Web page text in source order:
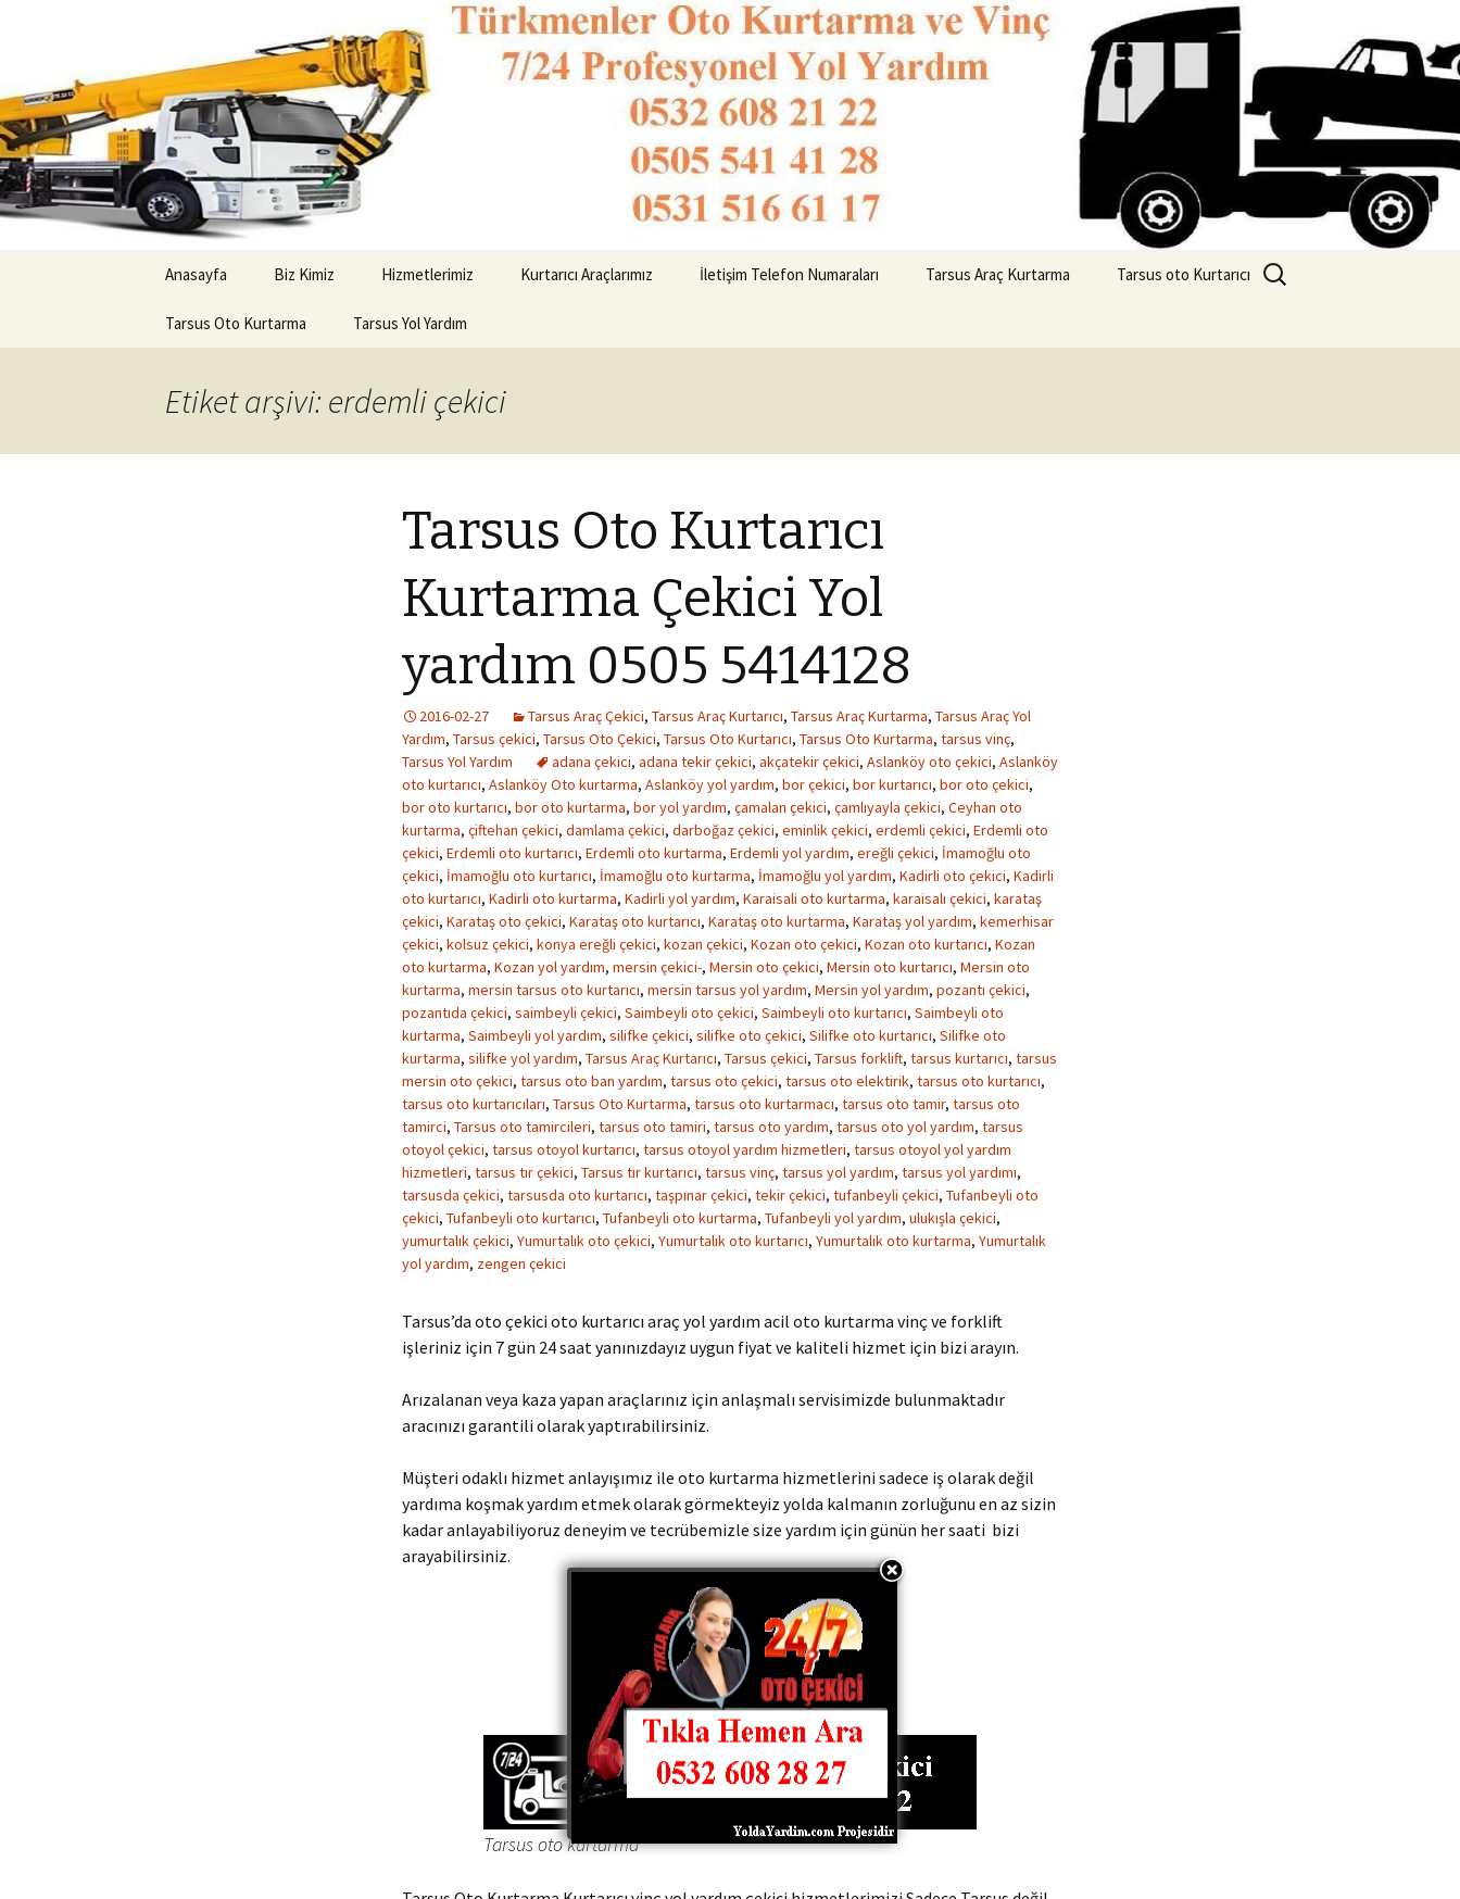
Tarsus Oto Kurtarma 0532 6082827
Kurtarıcı çekici oto yol yardım
İçeriğe
Anasayfa Biz Kimiz Hizmetlerimiz Kurtarıcı Araçlarımız İletişim Telefon Numaraları Tarsus Araç Kurtarma Tarsus oto Kurtarıcı
Tarsus Oto Kurtarma Tarsus Yol Yardım
Arama:
Etiket arşivi: erdemli çekici
Tarsus Oto Kurtarıcı
Kurtarma Çekici Yol
yardım 0505 5414128
2016-02-27 Tarsus Araç Çekici, Tarsus Araç Kurtarıcı, Tarsus Araç Kurtarma, Tarsus Araç Yol
Yardım, Tarsus çekici, Tarsus Oto Çekici, Tarsus Oto Kurtarıcı, Tarsus Oto Kurtarma, tarsus vinç,
Tarsus Yol Yardım
adana çekici, adana tekir çekici, akçatekir çekici, Aslanköy oto çekici, Aslanköy
oto kurtarıcı, Aslanköy Oto kurtarma, Aslanköy yol yardım, bor çekici, bor kurtarıcı, bor oto çekici,
bor oto kurtarıcı, bor oto kurtarma, bor yol yardım, çamalan çekici, çamlıyayla çekici, Ceyhan oto
kurtarma, çiftehan çekici, damlama çekici, darboğaz çekici, eminlik çekici, erdemli çekici, Erdemli oto
çekici, Erdemli oto kurtarıcı, Erdemli oto kurtarma, Erdemli yol yardım, ereğli çekici, İmamoğlu oto
çekici, İmamoğlu oto kurtarıcı, İmamoğlu oto kurtarma, İmamoğlu yol yardım, Kadirli oto çekici, Kadirli
oto kurtarıcı, Kadirli oto kurtarma, Kadirli yol yardım, Karaisali oto kurtarma, karaisalı çekici, karataş
çekici, Karataş oto çekici, Karataş oto kurtarıcı, Karataş oto kurtarma, Karataş yol yardım, kemerhisar
çekici, kolsuz çekici, konya ereğli çekici, kozan çekici, Kozan oto çekici, Kozan oto kurtarıcı, Kozan
oto kurtarma, Kozan yol yardım, mersin çekici-, Mersin oto çekici, Mersin oto kurtarıcı, Mersin oto
kurtarma, mersin tarsus oto kurtarıcı, mersin tarsus yol yardım, Mersin yol yardım, pozantı çekici,
pozantıda çekici, saimbeyli çekici, Saimbeyli oto çekici, Saimbeyli oto kurtarıcı, Saimbeyli oto
kurtarma, Saimbeyli yol yardım, silifke çekici, silifke oto çekici, Silifke oto kurtarıcı, Silifke oto
kurtarma, silifke yol yardım, Tarsus Araç Kurtarıcı, Tarsus çekici, Tarsus forklift, tarsus kurtarıcı, tarsus
mersin oto çekici, tarsus oto ban yardım, tarsus oto çekici, tarsus oto elektirik, tarsus oto kurtarıcı,
tarsus oto kurtarıcıları, Tarsus Oto Kurtarma, tarsus oto kurtarmacı, tarsus oto tamir, tarsus oto
tamirci, Tarsus oto tamircileri, tarsus oto tamiri, tarsus oto yardım, tarsus oto yol yardım, tarsus
otoyol çekici, tarsus otoyol kurtarıcı, tarsus otoyol yardım hizmetleri, tarsus otoyol yol yardım
hizmetleri, tarsus tır çekici, Tarsus tır kurtarıcı, tarsus vinç, tarsus yol yardım, tarsus yol yardımı,
tarsusda çekici, tarsusda oto kurtarıcı, taşpınar çekici, tekir çekici, tufanbeyli çekici, Tufanbeyli oto
çekici, Tufanbeyli oto kurtarıcı, Tufanbeyli oto kurtarma, Tufanbeyli yol yardım, ulukışla çekici,
yumurtalık çekici, Yumurtalık oto çekici, Yumurtalık oto kurtarıcı, Yumurtalık oto kurtarma, Yumurtalık
yol yardım, zengen çekici
Tarsus’da oto çekici oto kurtarıcı araç yol yardım acil oto kurtarma vinç ve forklift
işleriniz için 7 gün 24 saat yanınızdayız uygun fiyat ve kaliteli hizmet için bizi arayın.
Arızalanan veya kaza yapan araçlarınız için anlaşmalı servisimizde bulunmaktadır
aracınızı garantili olarak yaptırabilirsiniz.
Müşteri odaklı hizmet anlayışımız ile oto kurtarma hizmetlerini sadece iş olarak değil
yardıma koşmak yardım etmek olarak görmekteyiz yolda kalmanın zorluğunu en az sizin
kadar anlayabiliyoruz deneyim ve tecrübemizle size yardım için günün her saati bizi
arayabilirsiniz.
0532 608 21 22
0505 541 41 28
Tarsus oto kurtarma